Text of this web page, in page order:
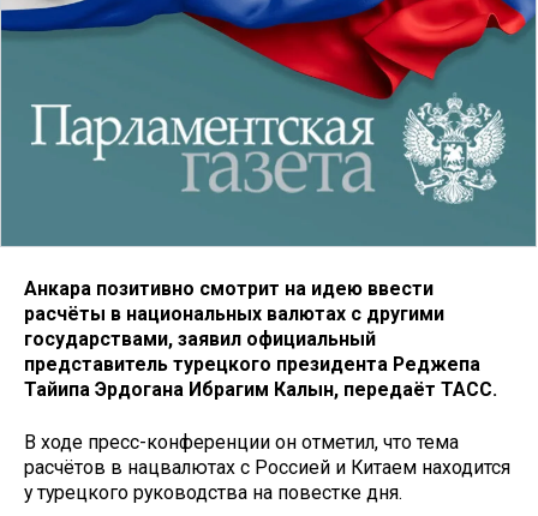
Анкара позитивно смотрит на идею ввести
расчёты в национальных валютах с другими
государствами, заявил официальный
представитель турецкого президента Реджепа
Тайипа Эрдогана Ибрагим Калын, передаёт ТАСС.
В ходе пресс-конференции он отметил, что тема
расчётов в нацвалютах с Россией и Китаем находится
у турецкого руководства на повестке дня.